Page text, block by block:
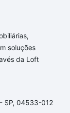
santa
você, com
- Água
de R$ 0 e
imobiliário as
no
quanto
soluções
da Loft
SP, 04533-012